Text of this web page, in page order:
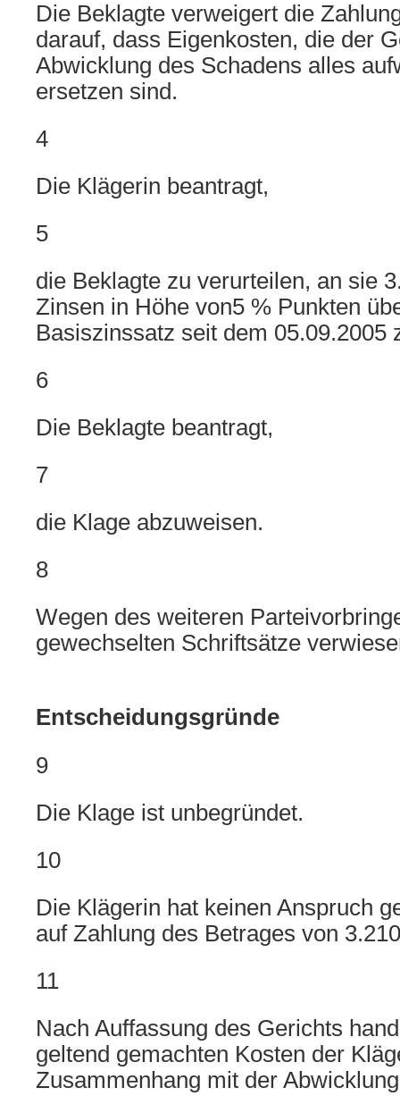
Die Beklagte verweigert die
darauf, dass Eigenkosten, die der
Abwicklung des Schadens alles
ersetzen sind.
4
Die Klägerin beantragt,
5
die Beklagte zu verurteilen, an sie
Zinsen in Höhe von5 % Punkten
Basiszinssatz seit dem 05.09.2005
6
Die Beklagte beantragt,
7
die Klage abzuweisen.
8
Wegen des weiteren
gewechselten Schriftsätze
Entscheidungsgründe
9
Die Klage ist unbegründet.
10
Die Klägerin hat keinen Anspruch
auf Zahlung des Betrages von
11
Nach Auffassung des Gerichts
geltend gemachten Kosten der
Zusammenhang mit der